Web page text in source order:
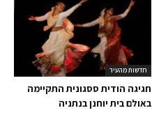
חדשות מהעיר
חגיגה הודית ססגונית התקיימה
באולם בית יוחנן בנתניה